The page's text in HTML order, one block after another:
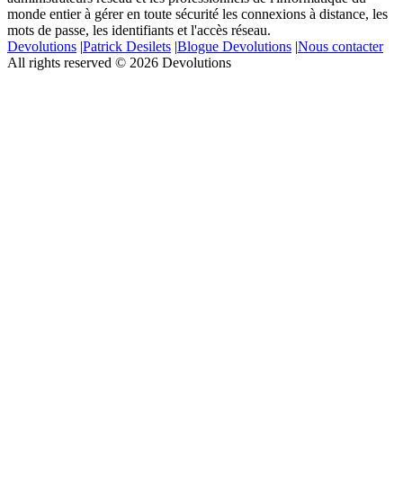
monde entier à gérer en toute sécurité les connexions à distance, les
mots de passe, les identifiants et l'accès réseau.
Devolutions |Patrick Desilets |Blogue Devolutions |Nous contacter
All rights reserved © 2026 Devolutions